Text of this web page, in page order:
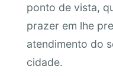
ponto de vista,
prazer em lhe
atendimento do
cidade.